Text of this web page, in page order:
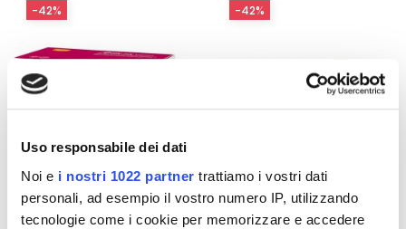
Uso responsabile dei dati
Noi e i nostri 1022 partner trattiamo i vostri dati
personali, ad esempio il vostro numero IP, utilizzando
tecnologie come i cookie per memorizzare e accedere
-42% -42%